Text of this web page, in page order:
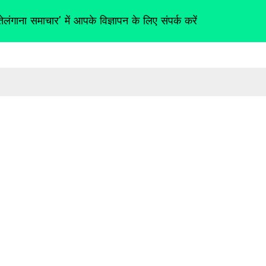
समाचार' में आपके विज्ञापन के लिए संपर्क करें